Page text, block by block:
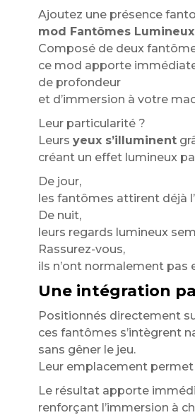
Ajoutez une présence
mod Fantômes
Composé de deux
ce mod apporte
de profondeur
et d’immersion à votre
Leur particularité ?
Leurs yeux s’illuminent
créant un effet lumineux
De jour,
les fantômes attirent déjà
De nuit,
leurs regards lumineux
Rassurez-vous,
ils n’ont normalement pas
Une intégration
Positionnés directement
ces fantômes s’intègrent
sans gêner le jeu.
Leur emplacement
Le résultat apporte
renforçant l’immersion à